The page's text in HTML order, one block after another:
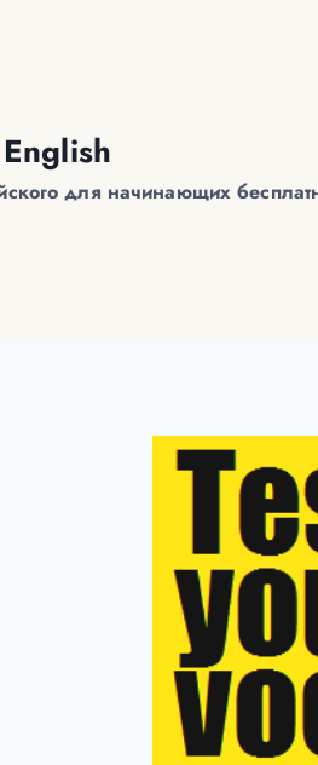
для начинающих